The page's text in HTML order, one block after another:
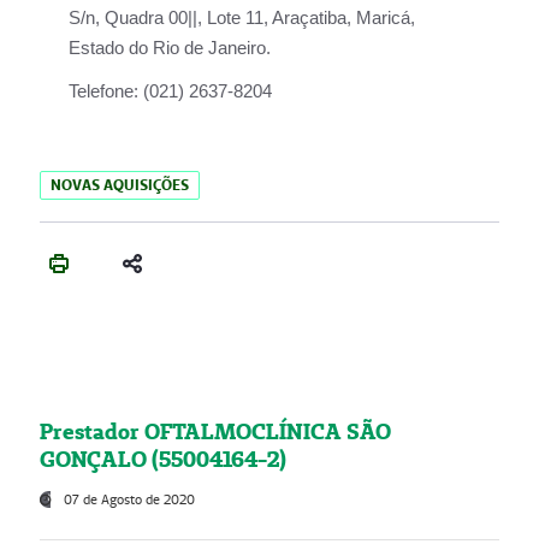
S/n, Quadra 00||, Lote 11, Araçatiba, Maricá,
Estado do Rio de Janeiro.
Telefone: (021) 2637-8204
NOVAS AQUISIÇÕES
Prestador OFTALMOCLÍNICA SÃO
GONÇALO (55004164-2)
07 de Agosto de 2020